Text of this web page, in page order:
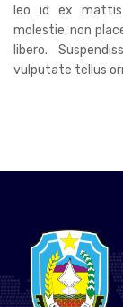
leo id ex
molestie, non
libero.
vulputate tellus